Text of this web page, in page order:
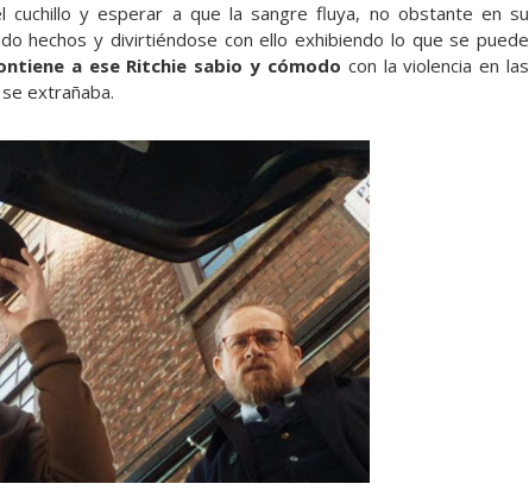
cuchillo y esperar a que la sangre fluya, no obstante en su
hechos y divirtiéndose con ello exhibiendo lo que se puede
a ese Ritchie sabio y cómodo con la violencia en las
extrañaba.